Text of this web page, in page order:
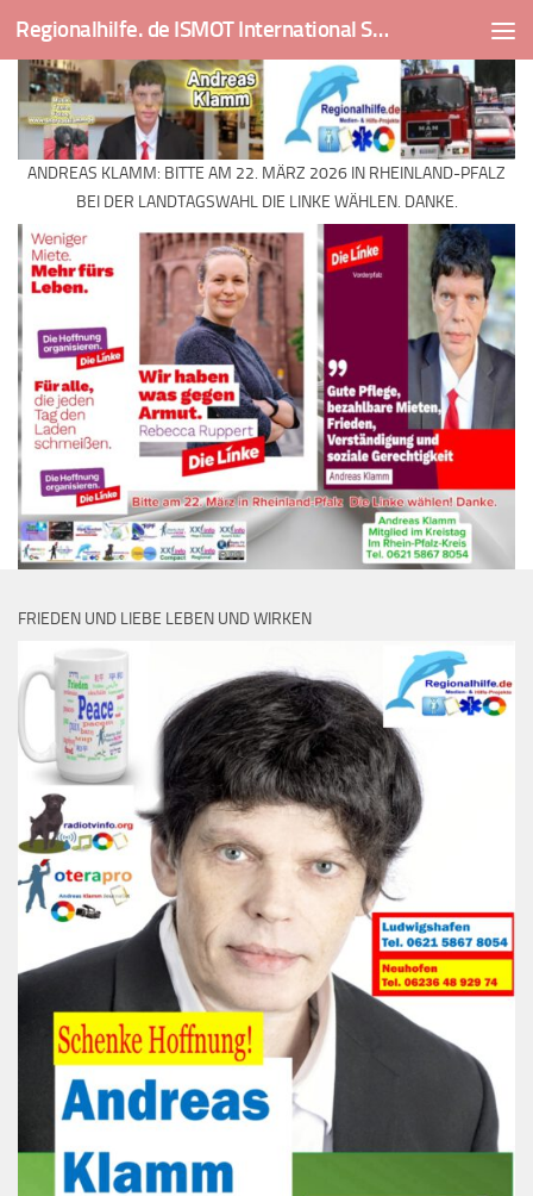
Skip to content Regionalhilfe. de ISMOT International Social And Medical Outreach Team
ANDREAS KLAMM: BITTE AM 22. MÄRZ 2026 IN RHEINLAND-PFALZ
BEI DER LANDTAGSWAHL DIE LINKE WÄHLEN. DANKE.
FRIEDEN UND LIEBE LEBEN UND WIRKEN